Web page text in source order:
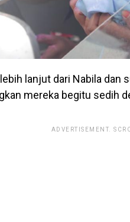
lanjut dari Nabila dan
mereka begitu sedih
ADVERTISEMENT.